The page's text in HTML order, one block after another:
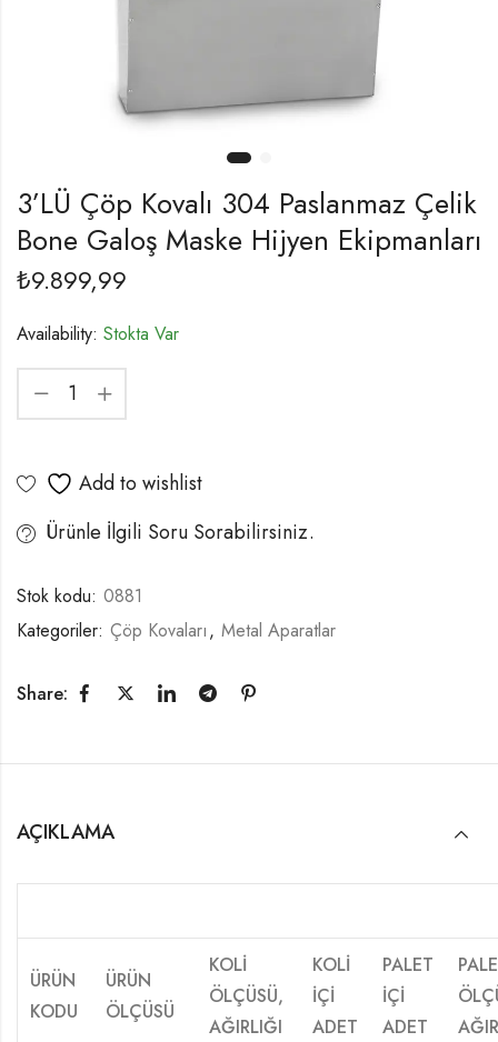
3’LÜ Çöp Kovalı 304 Paslanmaz Çelik
Bone Galoş Maske Hijyen Ekipmanları
₺9.899,99
Availability: Stokta Var
Add to wishlist
Ürünle İlgili Soru Sorabilirsiniz.
Stok kodu: 0881
Kategoriler: Çöp Kovaları, Metal Aparatlar
Share:
AÇIKLAMA
ÜRÜN
KODU
ÜRÜN
ÖLÇÜSÜ
KOLİ
ÖLÇÜSÜ,
AĞIRLIĞI
KOLİ
İÇİ
ADET
PALET
İÇİ
ADET